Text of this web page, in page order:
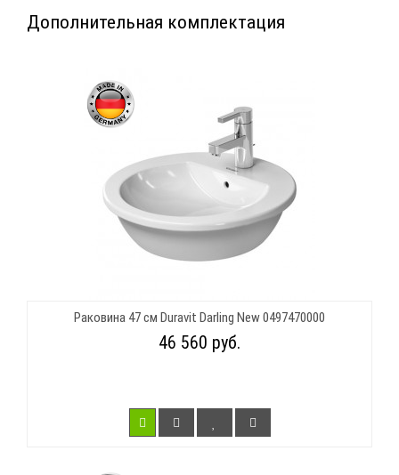
Дополнительная комплектация
Раковина 47 см Duravit Darling New 0497470000
46 560 руб.